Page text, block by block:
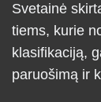
Svetainė
tiems, kurie
klasifikaciją,
paruošimą ir